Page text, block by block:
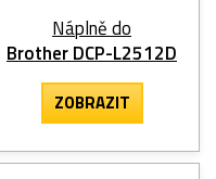
Náplně do
Brother DCP-L2512D
ZOBRAZIT